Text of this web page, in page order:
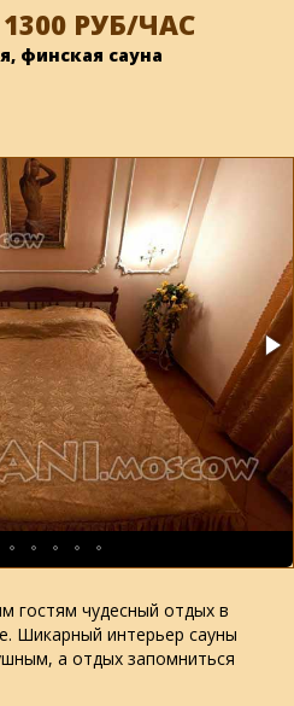
РУБ/ЧАС
финская сауна
гостям чудесный отдых в
Шикарный интерьер сауны
а отдых запомниться